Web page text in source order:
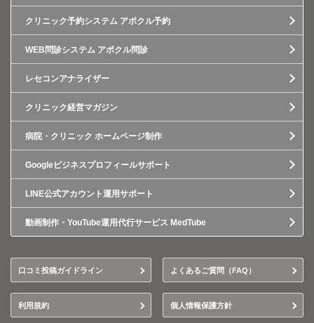
クリニック予約システム アポクル予約
WEB問診システム アポクル問診
レセコンアナライザー
クリニック経営マガジン
病院・クリニック ホームページ制作
Googleビジネスプロフィールサポート
LINE公式アカウント運用サポート
動画制作・YouTube運用代行サービス MedTube
口コミ投稿ガイドライン よくあるご質問（FAQ）
利用規約 個人情報保護方針